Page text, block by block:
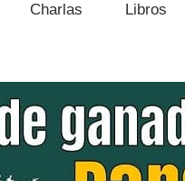
Charlas Libros